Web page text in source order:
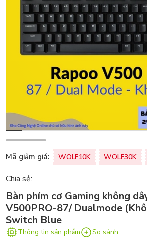
Mã giảm giá: WOLF10K WOLF30K
Chia sẻ:
Bàn phím cơ Gaming không
V500PRO-87/ Dualmode
Switch Blue
Thông tin sản phẩm So sánh